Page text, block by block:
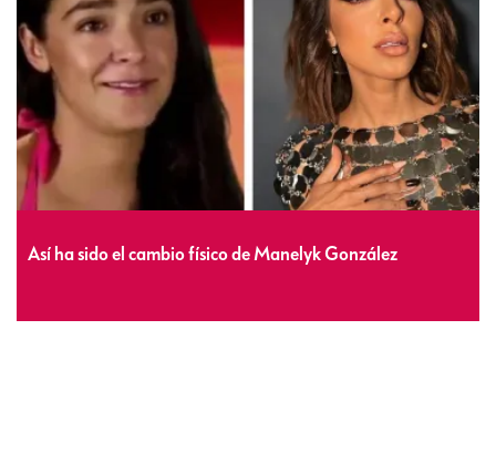
Así ha sido el cambio físico de Manelyk González